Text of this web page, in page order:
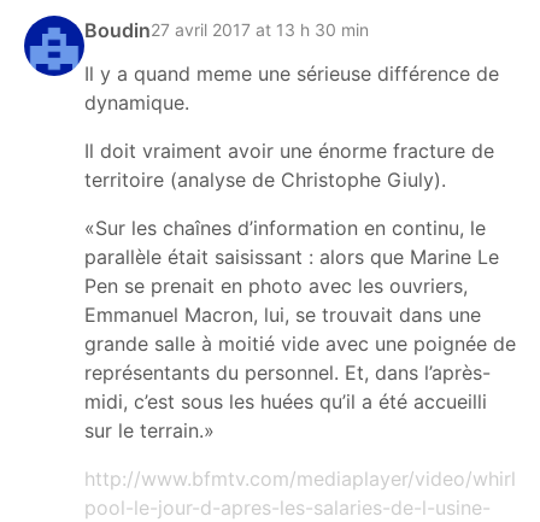
Boudin27 avril 2017 at 13 h 30 min
Il y a quand meme une sérieuse différence de
dynamique.
Il doit vraiment avoir une énorme fracture de
territoire (analyse de Christophe Giuly).
«Sur les chaînes d’information en continu, le
parallèle était saisissant : alors que Marine Le
Pen se prenait en photo avec les ouvriers,
Emmanuel Macron, lui, se trouvait dans une
grande salle à moitié vide avec une poignée de
représentants du personnel. Et, dans l’après-
midi, c’est sous les huées qu’il a été accueilli
sur le terrain.»
http://www.bfmtv.com/mediaplayer/video/whirl
pool-le-jour-d-apres-les-salaries-de-l-usine-